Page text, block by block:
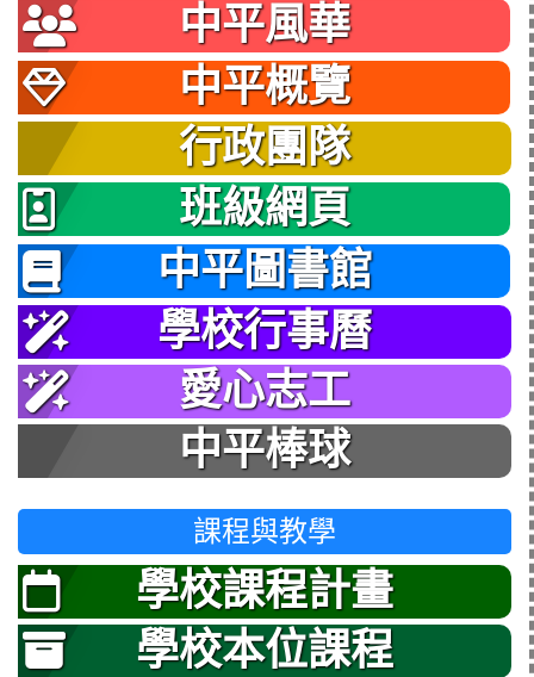
中平風華
中平概覽
行政團隊
班級網頁
中平圖書館
學校行事曆
愛心志工
中平棒球
課程與教學
學校課程計畫
學校本位課程